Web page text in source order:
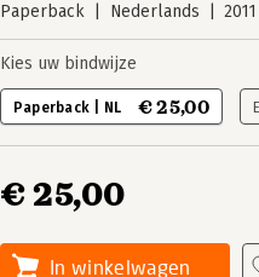
Paperback Nederlands 2011
Kies uw bindwijze
Paperback | NL € 25,00
€ 25,00
In winkelwagen